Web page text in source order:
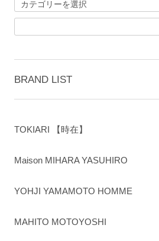
BRAND LIST
TOKIARI 【時在】
Maison MIHARA YASUHIRO
YOHJI YAMAMOTO HOMME
MAHITO MOTOYOSHI